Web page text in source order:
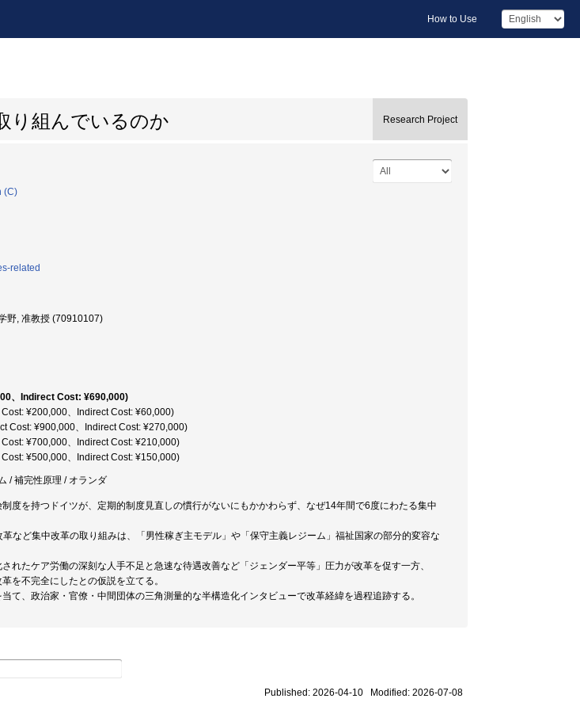
How to Use
り組んでいるのか Research Project
(C)
related
野, 准教授 (70910107)
、Indirect Cost: ¥690,000)
¥200,000、Indirect Cost: ¥60,000)
Cost: ¥900,000、Indirect Cost: ¥270,000)
¥700,000、Indirect Cost: ¥210,000)
¥500,000、Indirect Cost: ¥150,000)
/ 補完性原理 / オランダ
度を持つドイツが、定期的制度見直しの慣行がないにもかかわらず、なぜ14年間で6度にわたる集中
など集中改革の取り組みは、「男性稼ぎ主モデル」や「保守主義レジーム」福祉国家の部分的変容な
れたケア労働の深刻な人手不足と急速な待遇改善など「ジェンダー平等」圧力が改革を促す一方、
を不完全にしたとの仮説を立てる。
て、政治家・官僚・中間団体の三角測量的な半構造化インタビューで改革経緯を過程追跡する。
Published: 2026-04-10 Modified: 2026-07-08